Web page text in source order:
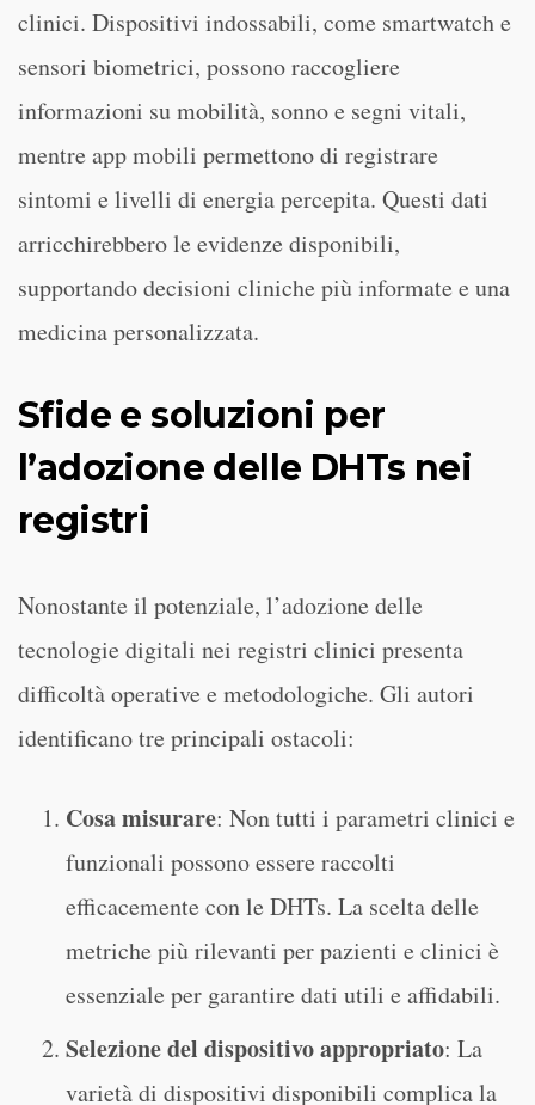
clinici. Dispositivi indossabili, come smartwatch e
sensori biometrici, possono raccogliere
informazioni su mobilità, sonno e segni vitali,
mentre app mobili permettono di registrare
sintomi e livelli di energia percepita. Questi dati
arricchirebbero le evidenze disponibili,
supportando decisioni cliniche più informate e una
medicina personalizzata.
Sfide e soluzioni per
l’adozione delle DHTs nei
registri
Nonostante il potenziale, l’adozione delle
tecnologie digitali nei registri clinici presenta
difficoltà operative e metodologiche. Gli autori
identificano tre principali ostacoli:
Cosa misurare: Non tutti i parametri clinici e
funzionali possono essere raccolti
efficacemente con le DHTs. La scelta delle
metriche più rilevanti per pazienti e clinici è
essenziale per garantire dati utili e affidabili.
Selezione del dispositivo appropriato: La
varietà di dispositivi disponibili complica la